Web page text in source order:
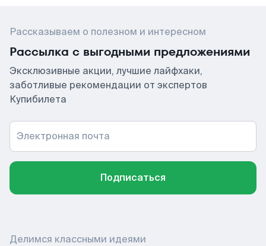
Рассказываем о полезном и интересном
Рассылка с выгодными предложениями
Эксклюзивные акции, лучшие лайфхаки,
заботливые рекомендации от экспертов
Купибилета
Электронная почта
Подписаться
Делимся классными идеями